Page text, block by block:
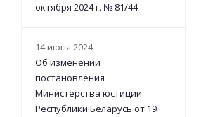
октября 2024 г. № 81/44
14 июня 2024
Об изменении
постановления
Министерства юстиции
Республики Беларусь от 19